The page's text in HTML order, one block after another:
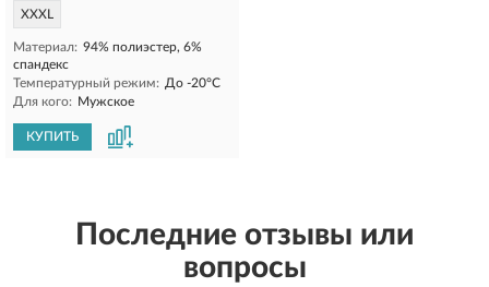
XXXL
Материал: 94% полиэстер, 6%
спандекс
Температурный режим: До -20°C
Для кого: Мужское
КУПИТЬ
Последние отзывы или
вопросы